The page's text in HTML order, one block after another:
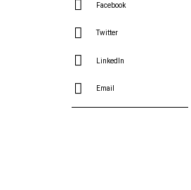
Facebook
Twitter
LinkedIn
Email